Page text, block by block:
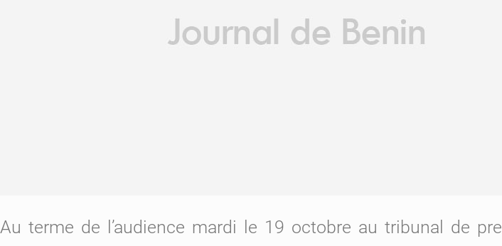
Au terme de l’audience mardi le 19 octobre au tribunal de